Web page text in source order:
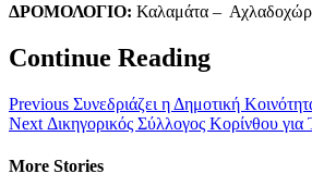
ΔΡΟΜΟΛΟΓΙΟ: Καλαμάτα –
Continue Reading
Previous Συνεδριάζει η Δημοτική
Next Δικηγορικός Σύλλογος Κορίνθου
More Stories